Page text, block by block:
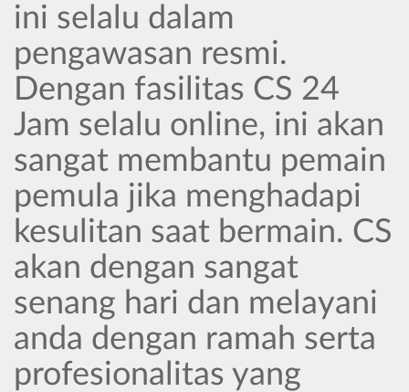
ini selalu dalam
pengawasan resmi.
Dengan fasilitas CS 24
Jam selalu online, ini akan
sangat membantu pemain
pemula jika menghadapi
kesulitan saat bermain. CS
akan dengan sangat
senang hari dan melayani
anda dengan ramah serta
profesionalitas yang